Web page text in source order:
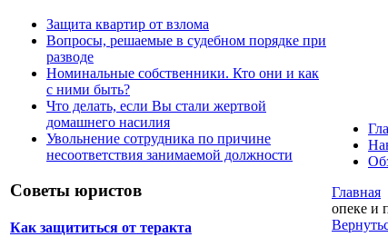
Защита квартир от взлома
Вопросы, решаемые в судебном порядке при
разводе
Номинальные собственники. Кто они и как
с ними быть?
Что делать, если Вы стали жертвой
домашнего насилия
Увольнение сотрудника по причине
несоответствия занимаемой должности
Советы юристов
Как защититься от теракта
Главная
опеке и